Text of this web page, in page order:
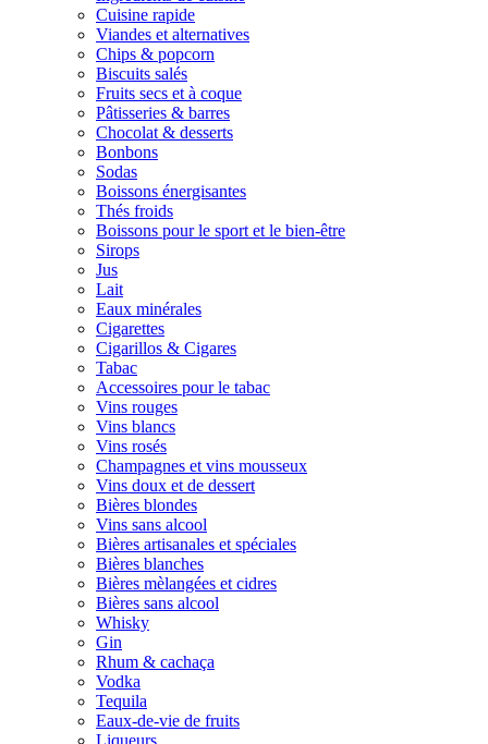
Cuisine rapide
Viandes et alternatives
Chips & popcorn
Biscuits salés
Fruits secs et à coque
Pâtisseries & barres
Chocolat & desserts
Bonbons
Sodas
Boissons énergisantes
Thés froids
Boissons pour le sport et le bien-être
Sirops
Jus
Lait
Eaux minérales
Cigarettes
Cigarillos & Cigares
Tabac
Accessoires pour le tabac
Vins rouges
Vins blancs
Vins rosés
Champagnes et vins mousseux
Vins doux et de dessert
Bières blondes
Vins sans alcool
Bières artisanales et spéciales
Bières blanches
Bières mèlangées et cidres
Bières sans alcool
Whisky
Gin
Rhum & cachaça
Vodka
Tequila
Eaux-de-vie de fruits
Liqueurs